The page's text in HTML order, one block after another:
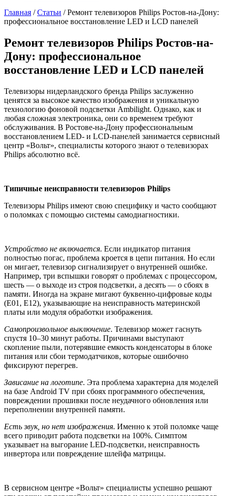
Главная /Статьи /Ремонт телевизоров Philips Ростов-на-Дону:
профессиональное восстановление LED и LCD панелей
Ремонт телевизоров Philips Ростов-на-
Дону: профессиональное
восстановление LED и LCD панелей
Телевизоры нидерландского бренда Philips заслуженно
ценятся за высокое качество изображения и уникальную
технологию фоновой подсветки Ambilight. Однако, как и
любая сложная электроника, они со временем требуют
обслуживания. В Ростове-на-Дону профессиональным
восстановлением LED- и LCD-панелей занимается сервисный
центр «Вольт», специалисты которого знают о телевизорах
Philips абсолютно всё.
Типичные неисправности телевизоров Philips
Телевизоры Philips имеют свою специфику и часто сообщают
о поломках с помощью системы самодиагностики.
Устройство не включается. Если индикатор питания
полностью погас, проблема кроется в цепи питания. Но если
он мигает, телевизор сигнализирует о внутренней ошибке.
Например, три вспышки говорят о проблемах с процессором,
шесть — о выходе из строя подсветки, а десять — о сбоях в
памяти. Иногда на экране мигают буквенно-цифровые коды
(E01, E12), указывающие на неисправность материнской
платы или модуля обработки изображения.
Самопроизвольное выключение. Телевизор может гаснуть
спустя 10–30 минут работы. Причинами выступают
скопление пыли, потерявшие емкость конденсаторы в блоке
питания или сбои термодатчиков, которые ошибочно
фиксируют перегрев.
Зависание на логотипе. Эта проблема характерна для моделей
на базе Android TV при сбоях программного обеспечения,
повреждении прошивки после неудачного обновления или
переполнении внутренней памяти.
Есть звук, но нет изображения. Именно к этой поломке чаще
всего приводит работа подсветки на 100%. Симптом
указывает на выгорание LED-подсветки, неисправность
инвертора или повреждение шлейфа матрицы.
В сервисном центре «Вольт» специалисты успешно решают